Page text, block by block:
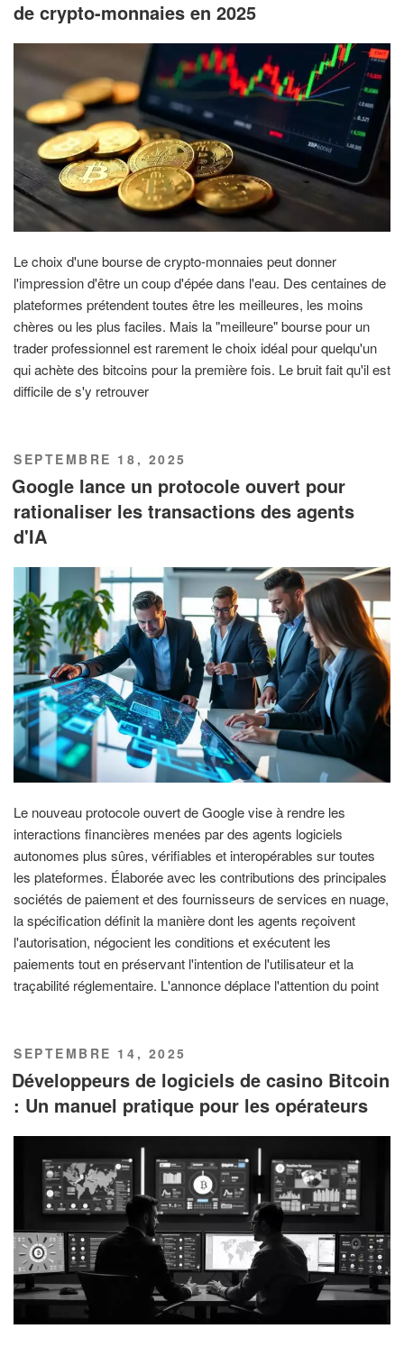
de crypto-monnaies en 2025
Le choix d'une bourse de crypto-monnaies peut donner
l'impression d'être un coup d'épée dans l'eau. Des centaines de
plateformes prétendent toutes être les meilleures, les moins
chères ou les plus faciles. Mais la "meilleure" bourse pour un
trader professionnel est rarement le choix idéal pour quelqu'un
qui achète des bitcoins pour la première fois. Le bruit fait qu'il est
difficile de s'y retrouver
PUBLIÉ
LE
SEPTEMBRE 18, 2025
Google lance un protocole ouvert pour
rationaliser les transactions des agents
d'IA
Le nouveau protocole ouvert de Google vise à rendre les
interactions financières menées par des agents logiciels
autonomes plus sûres, vérifiables et interopérables sur toutes
les plateformes. Élaborée avec les contributions des principales
sociétés de paiement et des fournisseurs de services en nuage,
la spécification définit la manière dont les agents reçoivent
l'autorisation, négocient les conditions et exécutent les
paiements tout en préservant l'intention de l'utilisateur et la
traçabilité réglementaire. L'annonce déplace l'attention du point
PUBLIÉ
LE
SEPTEMBRE 14, 2025
Développeurs de logiciels de casino Bitcoin
: Un manuel pratique pour les opérateurs